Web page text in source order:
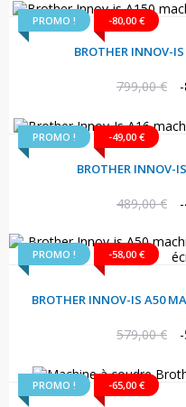
PROMO ! -80,00 €
BROTHER INNOV-
Prix
799,00 €
PROMO ! -49,00 €
BROTHER INNOV-
Prix
489,00 €
PROMO ! -58,00 €
BROTHER INNOV-IS A50
Prix
579,00 €
PROMO ! -65,00 €